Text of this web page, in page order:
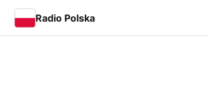
Radio Polska